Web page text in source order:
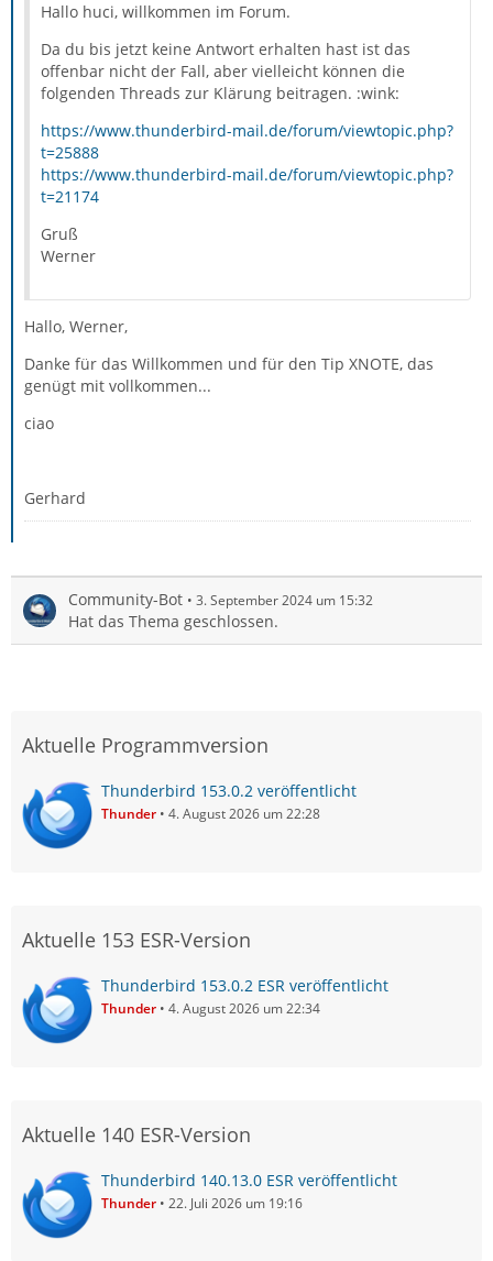
Hallo huci, willkommen im Forum.
Da du bis jetzt keine Antwort erhalten hast ist das
offenbar nicht der Fall, aber vielleicht können die
folgenden Threads zur Klärung beitragen. :wink:
https://www.thunderbird-mail.de/forum/viewtopic.php?
t=25888
https://www.thunderbird-mail.de/forum/viewtopic.php?
t=21174
Gruß
Werner
Hallo, Werner,
Danke für das Willkommen und für den Tip XNOTE, das
genügt mit vollkommen...
ciao
Gerhard
Community-Bot 3. September 2024 um 15:32
Hat das Thema geschlossen.
Aktuelle Programmversion
Thunderbird 153.0.2 veröffentlicht
Thunder 4. August 2026 um 22:28
Aktuelle 153 ESR-Version
Thunderbird 153.0.2 ESR veröffentlicht
Thunder 4. August 2026 um 22:34
Aktuelle 140 ESR-Version
Thunderbird 140.13.0 ESR veröffentlicht
Thunder 22. Juli 2026 um 19:16